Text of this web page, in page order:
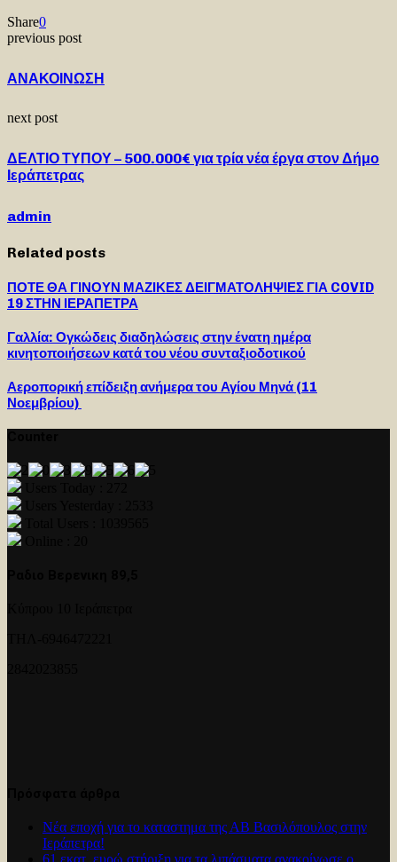
Share0
previous post
ΑΝΑΚΟΙΝΩΣΗ
next post
ΔΕΛΤΙΟ ΤΥΠΟΥ – 500.000€ για τρία νέα έργα στον Δήμο
Ιεράπετρας
admin
Related posts
ΠΟΤΕ ΘΑ ΓΙΝΟΥΝ ΜΑΖΙΚΕΣ ΔΕΙΓΜΑΤΟΛΗΨΙΕΣ ΓΙΑ COVID
19 ΣΤΗΝ ΙΕΡΑΠΕΤΡΑ
Γαλλία: Ογκώδεις διαδηλώσεις στην ένατη ημέρα
κινητοποιήσεων κατά του νέου συνταξιοδοτικού
Αεροπορική επίδειξη ανήμερα του Αγίου Μηνά (11
Νοεμβρίου)
Νέα εποχή για το καταστημα της ΑΒ Βασιλόπουλος στην
Ιεράπετρα!
61 εκατ. ευρώ στήριξη για τα λιπάσματα ανακοίνωσε ο